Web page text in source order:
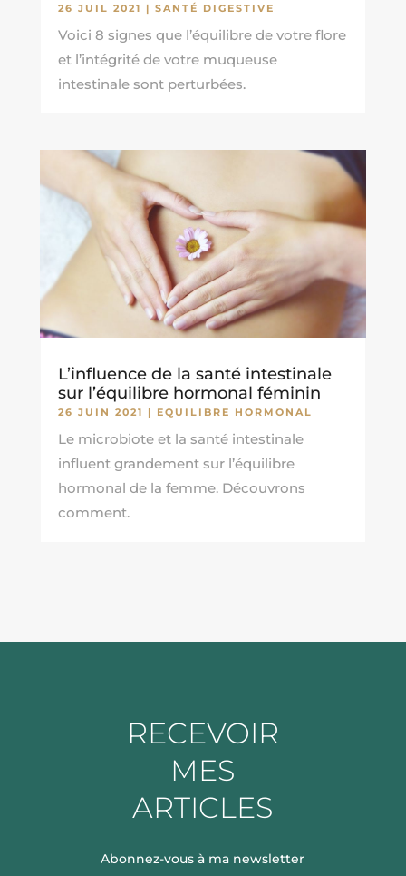
26 JUIL 2021 | SANTÉ DIGESTIVE
Voici 8 signes que l’équilibre de votre flore
et l’intégrité de votre muqueuse
intestinale sont perturbées.
L’influence de la santé intestinale
sur l’équilibre hormonal féminin
26 JUIN 2021 | EQUILIBRE HORMONAL
Le microbiote et la santé intestinale
influent grandement sur l’équilibre
hormonal de la femme. Découvrons
comment.
RECEVOIR
MES
ARTICLES
Abonnez-vous à ma newsletter